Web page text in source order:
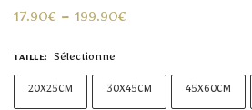
17.90€ – 199.90€
TAILLE: Sélectionne
20X25CM 30X45CM 45X60CM